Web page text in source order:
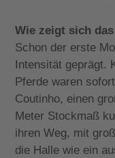
Wie zeigt sich
Schon der erste
Intensität geprägt.
Pferde waren
Coutinho, einen
Meter Stockmaß
ihren Weg, mit
die Halle wie ein